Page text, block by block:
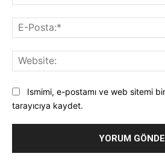
Ismimi, e-postamı ve web sitemi
tarayıcıya kaydet.